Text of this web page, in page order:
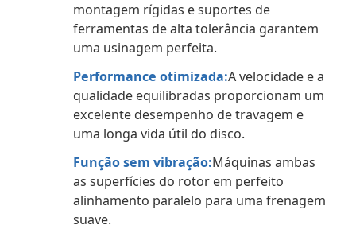
montagem rígidas e suportes de
ferramentas de alta tolerância garantem
uma usinagem perfeita.
Performance otimizada:A velocidade e a
qualidade equilibradas proporcionam um
excelente desempenho de travagem e
uma longa vida útil do disco.
Função sem vibração:Máquinas ambas
as superfícies do rotor em perfeito
alinhamento paralelo para uma frenagem
suave.